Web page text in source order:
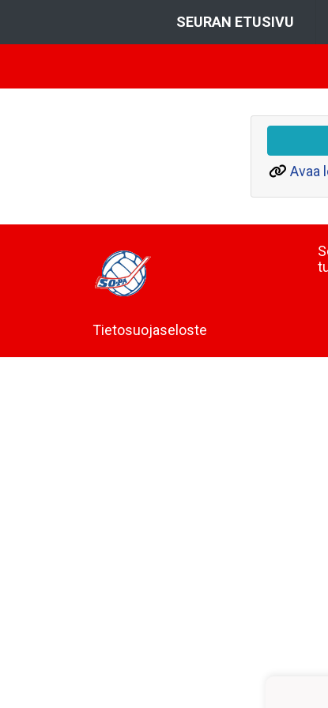
SEURAN ETUSIVU
Avaa
Tietosuojaseloste